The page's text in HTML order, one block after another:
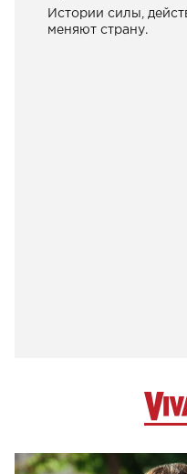
Истории силы,
меняют страну.